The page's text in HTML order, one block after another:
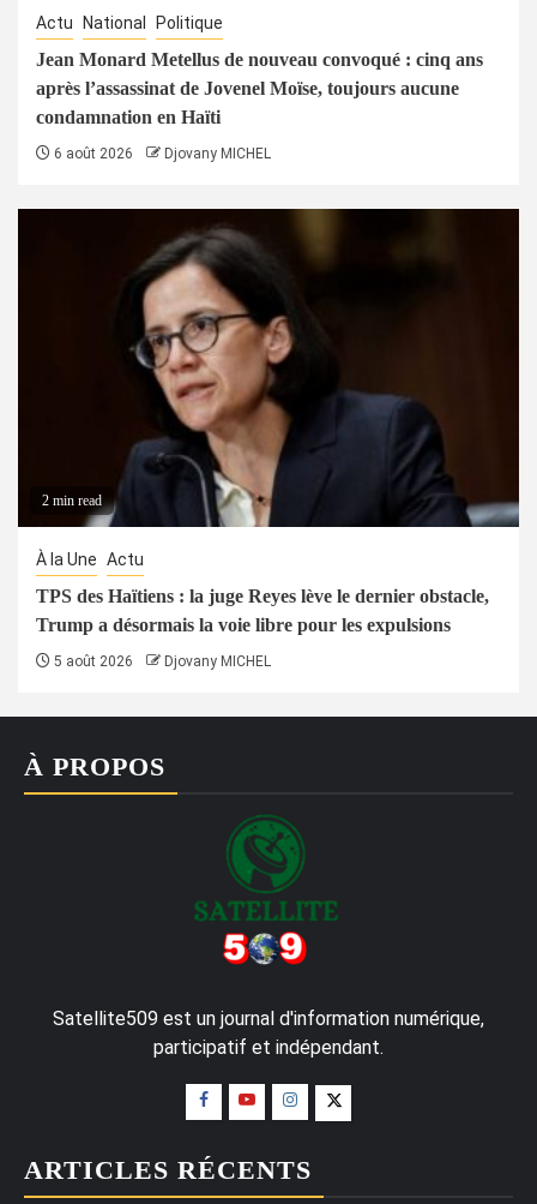
Actu National Politique
Jean Monard Metellus de nouveau convoqué : cinq ans
après l’assassinat de Jovenel Moïse, toujours aucune
condamnation en Haïti
6 août 2026 Djovany MICHEL
2 min read
À la Une Actu
TPS des Haïtiens : la juge Reyes lève le dernier obstacle,
Trump a désormais la voie libre pour les expulsions
5 août 2026 Djovany MICHEL
À PROPOS
Satellite509 est un journal d'information numérique,
participatif et indépendant.
ARTICLES RÉCENTS